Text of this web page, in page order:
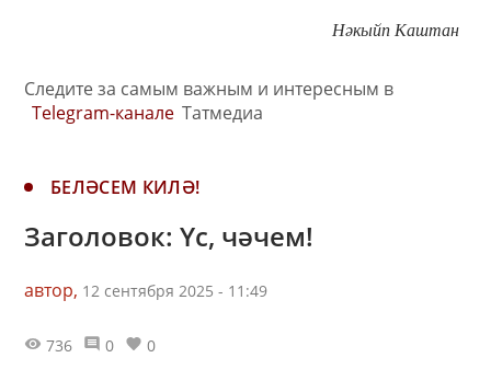
Нәкыйп Каштан
Следите за самым важным и интересным в
Telegram-канале Татмедиа
БЕЛӘСЕМ КИЛӘ!
Заголовок: Үс, чәчем!
автор, 12 сентября 2025 - 11:49
736 0 0